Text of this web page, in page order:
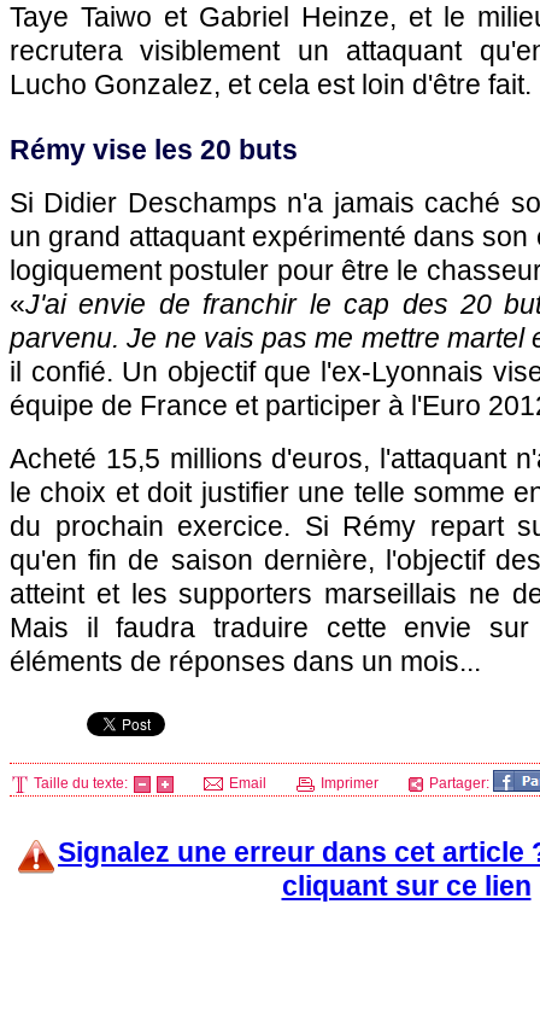
Taye Taiwo et Gabriel Heinze, et le
recrutera visiblement un attaquant
Lucho Gonzalez, et cela est loin d'être fait.
Rémy vise les 20 buts
Si Didier Deschamps n'a jamais caché
un grand attaquant expérimenté dans son
logiquement postuler pour être le
«J'ai envie de franchir le cap des 20
parvenu. Je ne vais pas me mettre martel
il confié. Un objectif que l'ex-Lyonnais
équipe de France et participer à l'Euro
Acheté 15,5 millions d'euros, l'attaquant
le choix et doit justifier une telle somme
du prochain exercice. Si Rémy repart
qu'en fin de saison dernière, l'objectif
atteint et les supporters marseillais ne
Mais il faudra traduire cette envie sur
éléments de réponses dans un mois...
Taille du texte: Email Imprimer Partager:
Signalez une erreur dans cet article
cliquant sur ce lien